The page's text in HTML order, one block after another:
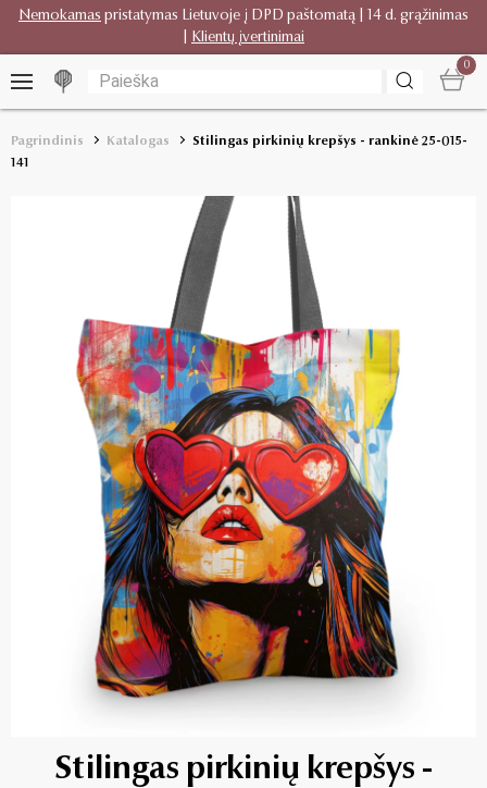
Nemokamas pristatymas Lietuvoje į DPD paštomatą | 14 d. grąžinimas
Klientų įvertinimai
0
Pagrindinis Katalogas
Stilingas pirkinių krepšys - rankinė 25-015-
141
Stilingas pirkinių krepšys -